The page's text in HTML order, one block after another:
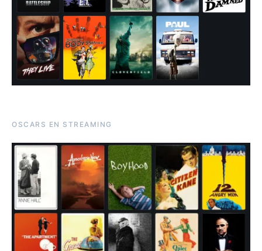
OSCARS EN STREAMING